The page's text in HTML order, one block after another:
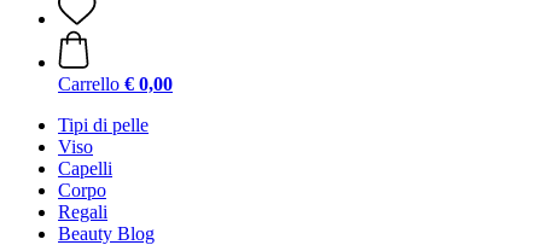
Carrello € 0,00
Tipi di pelle
Viso
Capelli
Corpo
Regali
Beauty Blog